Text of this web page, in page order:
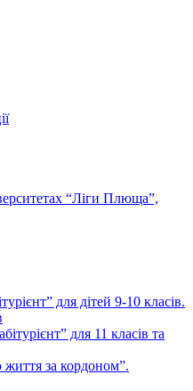
“Ліги Плюща”,
для дітей 9-10 класів.
для 11 класів та
життя за кордоном”.